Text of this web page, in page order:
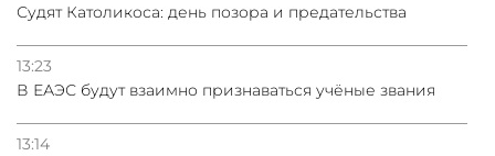
Судят Католикоса: день позора и предательства
13:23
В ЕАЭС будут взаимно признаваться учёные звания
13:14